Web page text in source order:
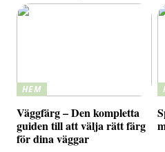
HEM
Väggfärg – Den kompletta
guiden till att välja rätt färg
för dina väggar